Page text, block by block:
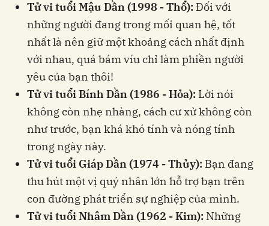
Tử vi tuổi Mậu Dần (1998 - Thổ):Đối với
những người đang trong mối quan hệ, tốt
nhất là nên giữ một khoảng cách nhất định
với nhau, quá bám víu chỉ làm phiền người
yêu của bạn thôi!
Tử vi tuổi Bính Dần (1986 - Hỏa): Lời nói
không còn nhẹ nhàng, cách cư xử không còn
như trước, bạn khá khó tính và nóng tính
trong ngày này.
Tử vi tuổi Giáp Dần (1974 - Thủy): Bạn đang
thu hút một vị quý nhân lớn hỗ trợ bạn trên
con đường phát triển sự nghiệp của mình.
Tử vi tuổi Nhâm Dần (1962 - Kim): Những